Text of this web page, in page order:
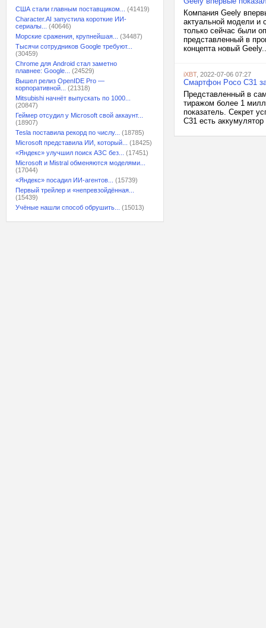
США стали главным поставщиком...
(41419)
Character.AI запустила короткие ИИ-
сериалы...
(40646)
Морские сражения, крупнейшая...
(34487)
Тысячи сотрудников Google требуют...
(30459)
Chrome для Android стал заметно
плавнее: Google...
(24529)
Вышел релиз OpenIDE Pro —
корпоративной...
(21318)
Mitsubishi начнёт выпускать по 1000...
(20847)
Геймер отсудил у Microsoft свой аккаунт...
(18907)
Tesla поставила рекорд по числу...
(18785)
Microsoft представила ИИ, который...
(18425)
«Яндекс» улучшил поиск АЗС без...
(17451)
Microsoft и Mistral обменяются моделями...
(17044)
«Яндекс» посадил ИИ-агентов...
(15739)
Первый трейлер и «непревзойдённая...
(15439)
Учёные нашли способ обрушить...
(15013)
Компания Geely
актуальной модели и
только сейчас были
представленный в
концепта новый
iXBT, 2022-07-06 07:27
Смартфон Poco C31
Представленный в
тиражом более 1
показатель. Секрет
C31 есть